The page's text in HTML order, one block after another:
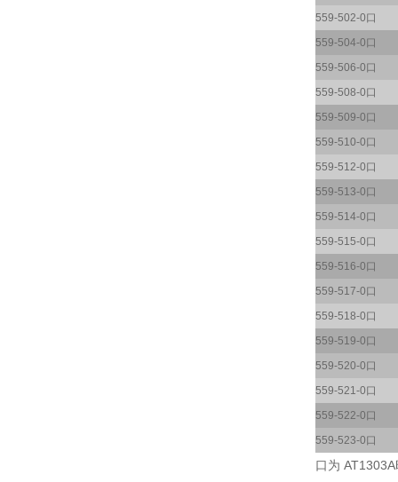
559-502-0口
559-504-0口
559-506-0口
559-508-0口
559-509-0口
559-510-0口
559-512-0口
559-513-0口
559-514-0口
559-515-0口
559-516-0口
559-517-0口
559-518-0口
559-519-0口
559-520-0口
559-521-0口
559-522-0口
559-523-0口
口为